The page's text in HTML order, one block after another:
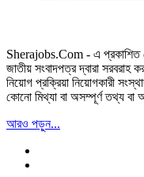
Sherajobs.Com - এ প্রকাশিত
জাতীয় সংবাদপত্র দ্বারা সরবরাহ
নিয়োগ প্রক্রিয়া নিয়োগকারী
কোনো মিথ্যা বা অসম্পূর্ণ তথ্য বা
আরও পড়ুন...